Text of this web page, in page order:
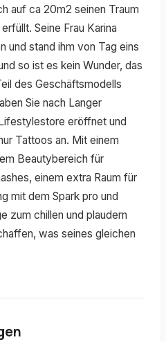
auf ca 20m2 seinen Traum
Seine Frau Karina
und stand ihm von Tag eins
so ist es kein Wunder, das
des Geschäftsmodells
Sie nach Langer
eröffnet und
Tattoos an. Mit einem
Beautybereich für
einem extra Raum für
mit dem Spark pro und
zum chillen und plaudern
was seines gleichen